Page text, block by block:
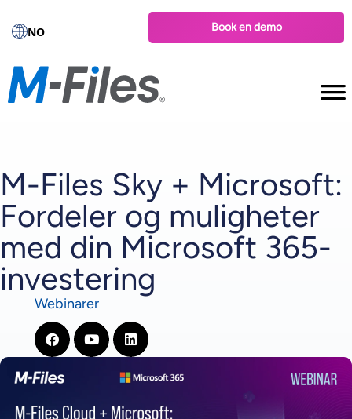
NO Book en demo
M-Files Sky + Microsoft:
Fordeler og muligheter
med din Microsoft 365-
investering
Webinarer